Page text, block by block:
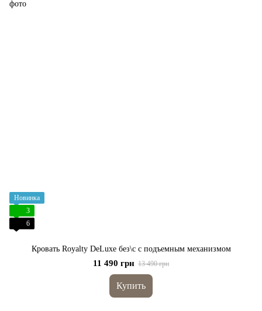
Новинка
3
6
Кровать Royalty DeLuxe без\с с подъемным механизмом
11 490 грн 13 490 грн
Купить